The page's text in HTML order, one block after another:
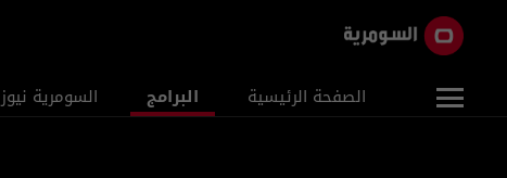
الصفحة الرئيسية البرامج السومرية نيوز